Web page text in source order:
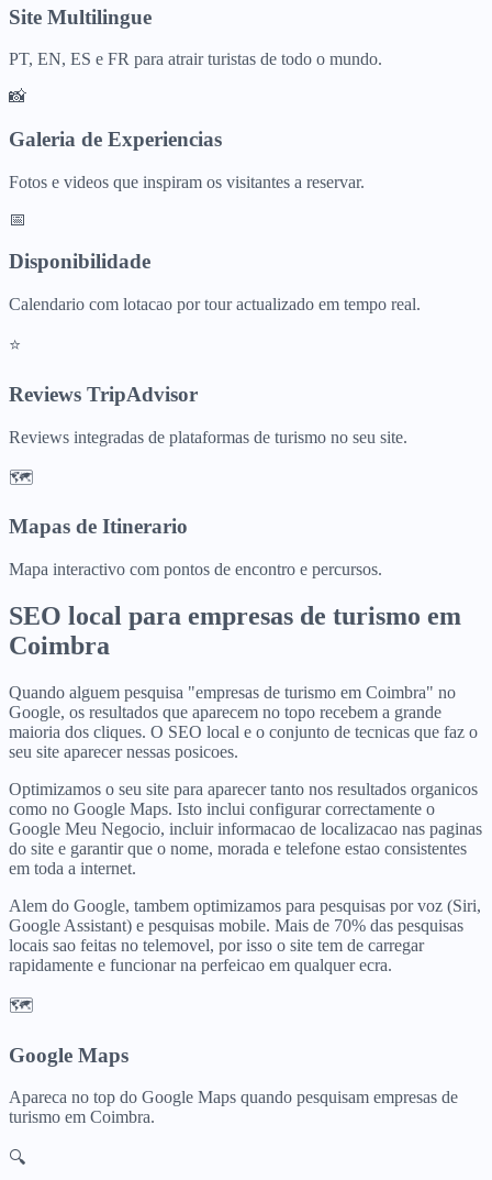
Site Multilingue
PT, EN, ES e FR para atrair turistas de todo o mundo.
📸
Galeria de Experiencias
Fotos e videos que inspiram os visitantes a reservar.
📅
Disponibilidade
Calendario com lotacao por tour actualizado em tempo real.
⭐
Reviews TripAdvisor
Reviews integradas de plataformas de turismo no seu site.
🗺️
Mapas de Itinerario
Mapa interactivo com pontos de encontro e percursos.
SEO local para empresas de turismo em
Coimbra
Quando alguem pesquisa "empresas de turismo em Coimbra" no
Google, os resultados que aparecem no topo recebem a grande
maioria dos cliques. O SEO local e o conjunto de tecnicas que faz o
seu site aparecer nessas posicoes.
Optimizamos o seu site para aparecer tanto nos resultados organicos
como no Google Maps. Isto inclui configurar correctamente o
Google Meu Negocio, incluir informacao de localizacao nas paginas
do site e garantir que o nome, morada e telefone estao consistentes
em toda a internet.
Alem do Google, tambem optimizamos para pesquisas por voz (Siri,
Google Assistant) e pesquisas mobile. Mais de 70% das pesquisas
locais sao feitas no telemovel, por isso o site tem de carregar
rapidamente e funcionar na perfeicao em qualquer ecra.
🗺️
Google Maps
Apareca no top do Google Maps quando pesquisam empresas de
turismo em Coimbra.
🔍